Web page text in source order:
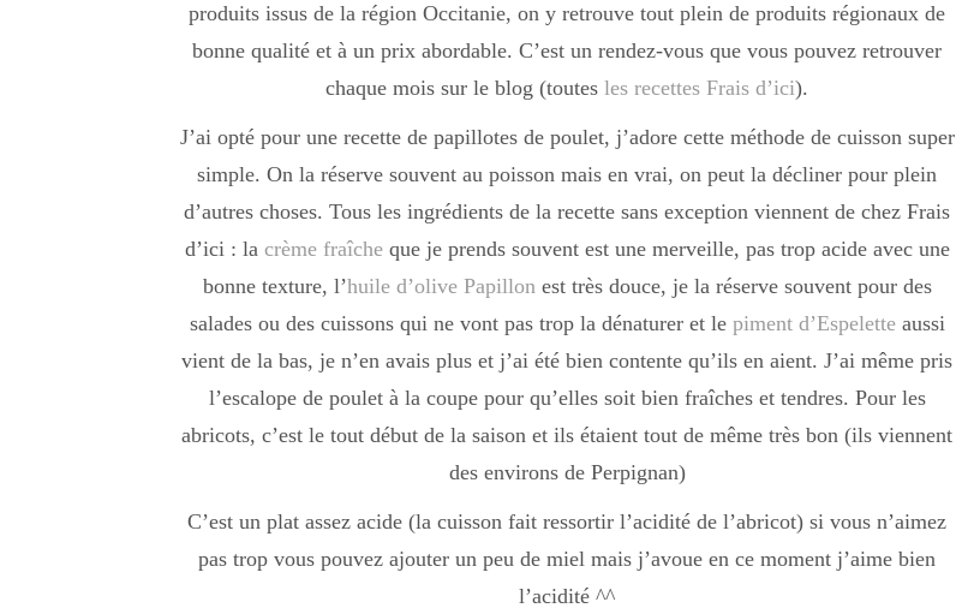
produits issus de la région Occitanie, on y retrouve tout plein de produits régionaux de
bonne qualité et à un prix abordable. C’est un rendez-vous que vous pouvez retrouver
chaque mois sur le blog (toutes les recettes Frais d’ici).
J’ai opté pour une recette de papillotes de poulet, j’adore cette méthode de cuisson super
simple. On la réserve souvent au poisson mais en vrai, on peut la décliner pour plein
d’autres choses. Tous les ingrédients de la recette sans exception viennent de chez Frais
d’ici : la crème fraîcheque je prends souvent est une merveille, pas trop acide avec une
bonne texture, l’huile d’olive Papillonest très douce, je la réserve souvent pour des
salades ou des cuissons qui ne vont pas trop la dénaturer et le piment d’Espeletteaussi
vient de la bas, je n’en avais plus et j’ai été bien contente qu’ils en aient. J’ai même pris
l’escalope de poulet à la coupe pour qu’elles soit bien fraîches et tendres. Pour les
abricots, c’est le tout début de la saison et ils étaient tout de même très bon (ils viennent
des environs de Perpignan)
C’est un plat assez acide (la cuisson fait ressortir l’acidité de l’abricot) si vous n’aimez
pas trop vous pouvez ajouter un peu de miel mais j’avoue en ce moment j’aime bien
l’acidité ^^